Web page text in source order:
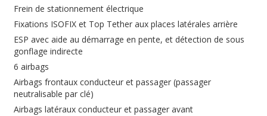
Frein de stationnement électrique
Fixations ISOFIX et Top Tether aux places latérales arrière
ESP avec aide au démarrage en pente, et détection de sous
gonflage indirecte
6 airbags
Airbags frontaux conducteur et passager (passager
neutralisable par clé)
Airbags latéraux conducteur et passager avant